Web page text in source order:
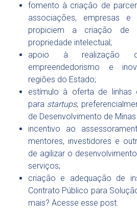
fomento à criação de
associações, empresas e
propiciem a criação de
propriedade intelectual;
apoio à realização
empreendedorismo e
regiões do Estado;
estímulo à oferta de linhas
para startups,
de Desenvolvimento de Minas
incentivo ao
mentores, investidores e
de agilizar o
serviços;
criação e adequação de
Contrato Público para
mais? Acesse esse post.